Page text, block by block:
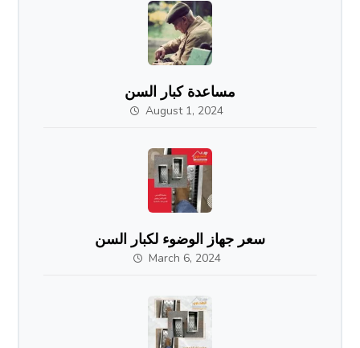
مساعدة كبار السن
August 1, 2024
سعر جهاز الوضوء لكبار السن
March 6, 2024